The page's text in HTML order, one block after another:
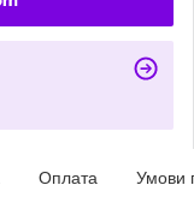
Оплата Умови